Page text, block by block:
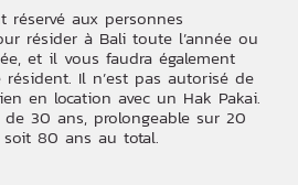
réservé aux personnes
résider à Bali toute l’année ou
et il vous faudra également
Il n’est pas autorisé de
en location avec un Hak Pakai.
30 ans, prolongeable sur 20
80 ans au total.